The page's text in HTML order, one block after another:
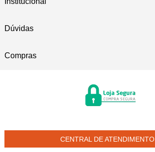
Dúvidas
Compras
CENTRAL DE ATENDIMENTO